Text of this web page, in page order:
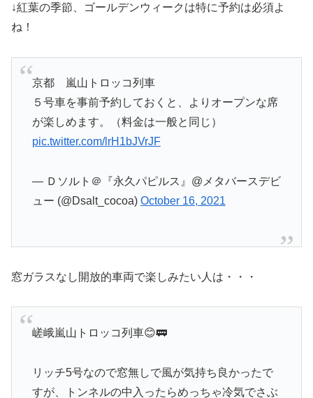
↓紅葉の季節、ゴールデンウィークは特に予約は必須よ
ね！
京都 嵐山トロッコ列車
５号車を事前予約しておくと、よりオープンな席
が楽しめます。（料金は一般と同じ）
pic.twitter.com/lrH1bJVrJF
— Ｄソルト＠『永久パピルス』@メタバースデビ
ュー (@Dsalt_cocoa) October 16, 2021
窓ガラスなし開放的車両で楽しみたい人は・・・
嵯峨嵐山トロッコ列車😊🚃
リッチ5号なので窓無しで風が気持ち良かったで
すが、トンネルの中入ったらめっちゃ冷気でさぶ